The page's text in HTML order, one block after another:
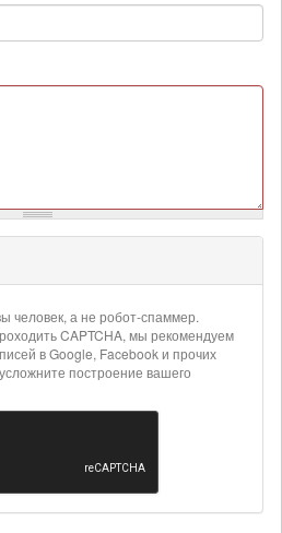
человек, а не робот-спаммер.
CAPTCHA, мы рекомендуем
в Google, Facebook и прочих
построение вашего